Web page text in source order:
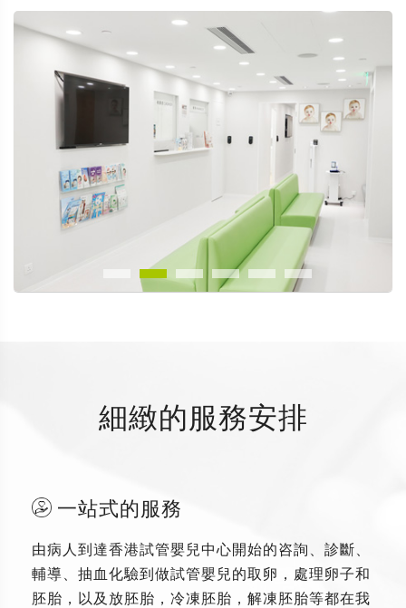
細緻的服務安排
一站式的服務
由病人到達香港試管嬰兒中心開始的咨詢、診斷、
輔導、抽血化驗到做試管嬰兒的取卵，處理卵子和
胚胎，以及放胚胎，冷凍胚胎，解凍胚胎等都在我